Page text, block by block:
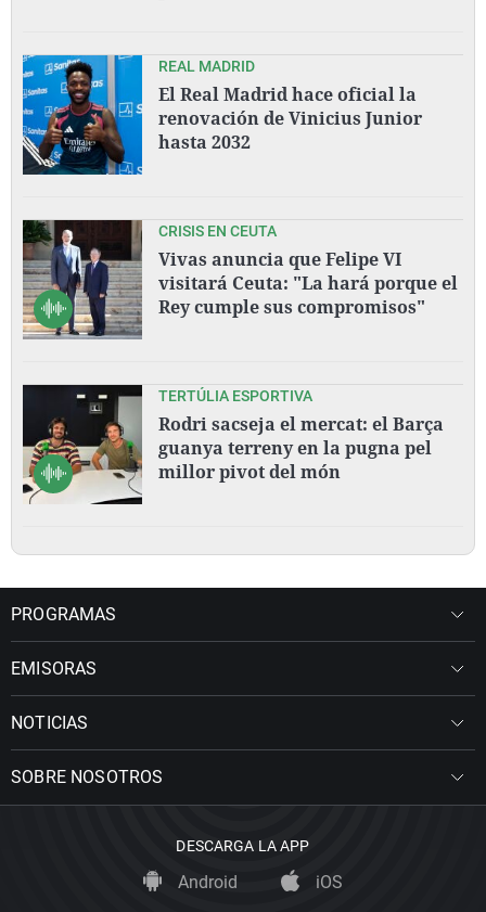
REAL MADRID
El Real Madrid hace oficial la
renovación de Vinicius Junior
hasta 2032
CRISIS EN CEUTA
Vivas anuncia que Felipe VI
visitará Ceuta: "La hará porque el
Rey cumple sus compromisos"
TERTÚLIA ESPORTIVA
Rodri sacseja el mercat: el Barça
guanya terreny en la pugna pel
millor pivot del món
PROGRAMAS
EMISORAS
NOTICIAS
SOBRE NOSOTROS
DESCARGA LA APP
Android iOS